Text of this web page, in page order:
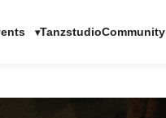
▾TanzstudioCommunity